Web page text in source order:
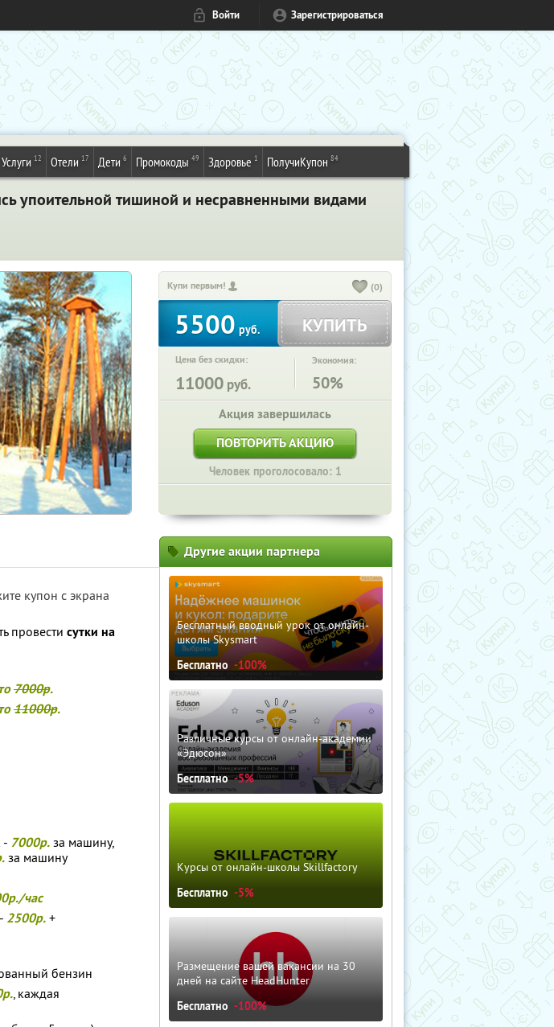
Войти Зарегистрироваться
Услуги 12 Отели 17 Дети 6 Промокоды 49 Здоровье 1 ПолучиКупон 84
упоительной тишиной и несравненными видами
Купи первым! (0)
5500руб. КУПИТЬ
Цена без скидки:
11000 руб.
Экономия:
50%
Акция завершилась
ПОВТОРИТЬ АКЦИЮ
Человек проголосовало: 1
купон с экрана
провести сутки на
7000р.
11000р.
- 7000р. за машину,
за машину
час
2500р. +
бензин
, каждая
Другие акции партнера
Бесплатный вводный урок от онлайн-
школы Skysmart
Бесплатно -100%
Различные курсы от онлайн-академии
«Эдюсон»
Бесплатно -5%
Курсы от онлайн-школы Skillfactory
Бесплатно -5%
Размещение вашей вакансии на 30
дней на сайте HeadHunter
Бесплатно -100%